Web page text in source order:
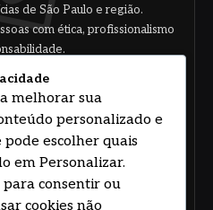
de São Paulo e região.
com ética, profissionalismo
termos e acordo de
melhorar sua
personalizado e
escolher quais
em Personalizar.
consentir ou
cookies não